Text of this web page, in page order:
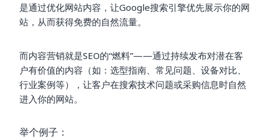
是通过优化网站内容，让Google搜索引擎优先展示你的网
站，从而获得免费的自然流量。
而内容营销就是SEO的“燃料”——通过持续发布对潜在客
户有价值的内容（如：选型指南、常见问题、设备对比、
行业案例等），让客户在搜索技术问题或采购信息时自然
进入你的网站。
举个例子：